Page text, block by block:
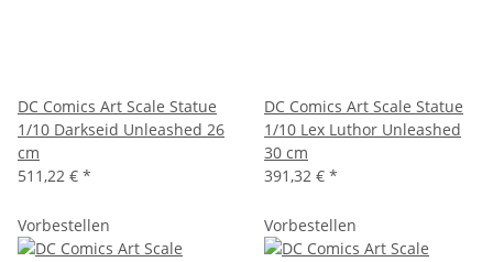
DC Comics Art Scale Statue
1/10 Darkseid Unleashed 26
cm
511,22 € *
DC Comics Art Scale Statue
1/10 Lex Luthor Unleashed
30 cm
391,32 € *
Vorbestellen Vorbestellen